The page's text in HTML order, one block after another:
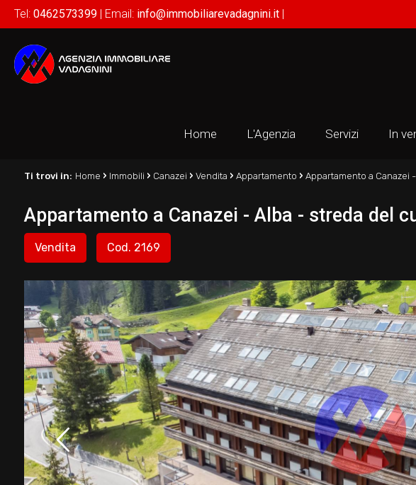
Home L'Agenzia Servizi In
Tel: 0462573399 | Email: info@immobiliarevadagnini.it |
Ti trovi in: Home › Immobili › Canazei › Vendita › Appartamento › Appartamento a Canazei
Appartamento a Canazei - Alba - streda del
Vendita Cod. 2169